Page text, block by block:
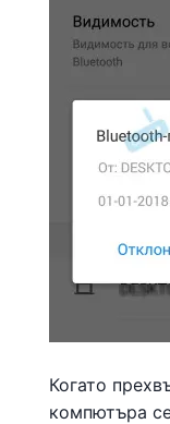
Когато
компютъра